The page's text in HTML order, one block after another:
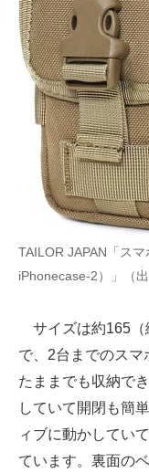
TAILOR JAPAN「ス
iPhonecase-2）」（出
サイズは約165（
で、2台までのス
たままでも収納で
していて開閉も簡
ィブに動かしてい
ています。裏面の